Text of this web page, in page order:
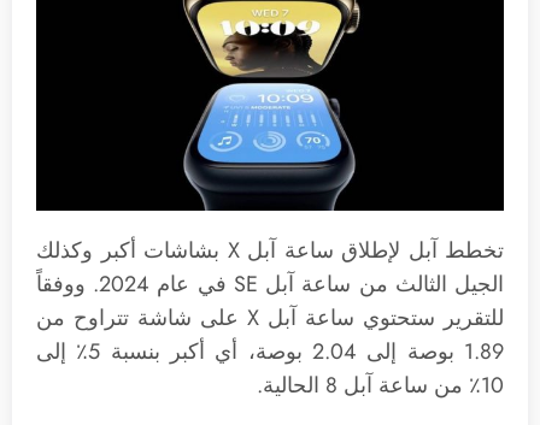
تخطط آبل لإطلاق ساعة آبل X بشاشات أكبر وكذلك
الجيل الثالث من ساعة آبل SE في عام 2024. ووفقاً
للتقرير ستحتوي ساعة آبل X على شاشة تتراوح من
1.89 بوصة إلى 2.04 بوصة، أي أكبر بنسبة 5٪ إلى
10٪ من ساعة آبل 8 الحالية.